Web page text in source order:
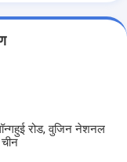
रोड, वुजिन नेशनल